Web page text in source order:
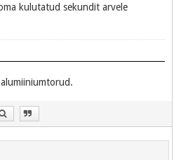
kulutatud sekundit arvele